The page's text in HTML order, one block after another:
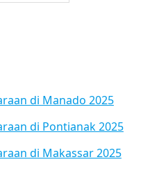
di Manado 2025
di Pontianak 2025
di Makassar 2025